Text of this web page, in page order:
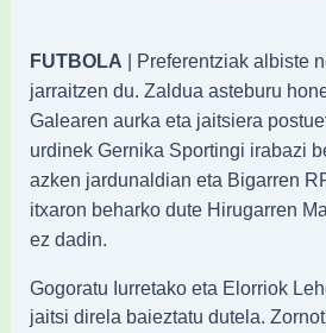
FUTBOLA | Preferentziak albiste
jarraitzen du. Zaldua asteburu
Galearen aurka eta jaitsiera
urdinek Gernika Sportingi irabazi
azken jardunaldian eta Bigarren
itxaron beharko dute Hirugarren
ez dadin.
Gogoratu Iurretako eta Elorriok
jaitsi direla baieztatu dutela.